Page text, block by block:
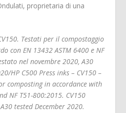
proprietaria di una
Testati per il compostaggio
con EN 13432 ASTM 6400 e NF
nel novembre 2020, A30
HP C500 Press inks – CV150 –
composting in accordance with
NF T51-800:2015. CV150
tested December 2020.